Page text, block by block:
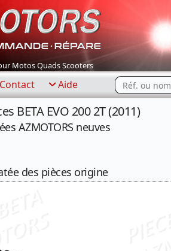
Motos Quads Scooters
Contact Aide Rechercher...
BETA EVO 200 2T (2011)
AZMOTORS neuves
des pièces origine